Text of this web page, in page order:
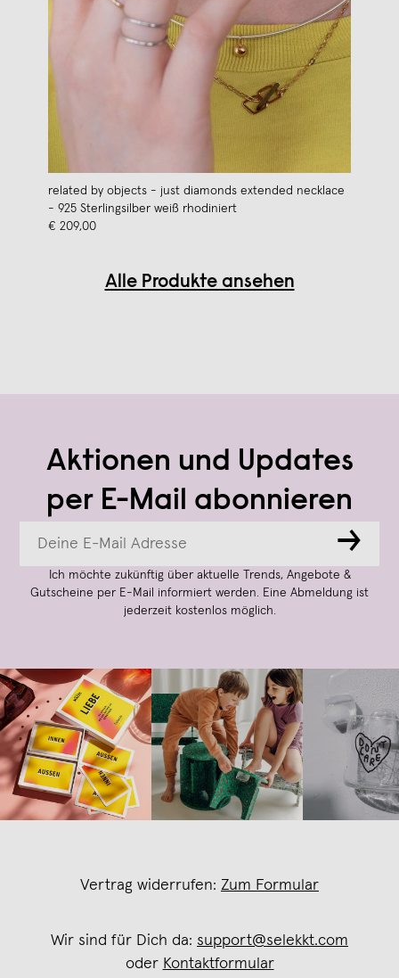
related by objects - just diamonds extended necklace
- 925 Sterlingsilber weiß rhodiniert
€ 209,00
Alle Produkte ansehen
Aktionen und Updates
per E-Mail abonnieren
→
Ich möchte zukünftig über aktuelle Trends, Angebote &
Gutscheine per E-Mail informiert werden. Eine Abmeldung ist
jederzeit kostenlos möglich.
Vertrag widerrufen: Zum Formular
Wir sind für Dich da: support@selekkt.com
oder Kontaktformular